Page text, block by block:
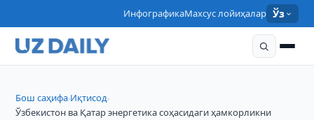
ИнфографикаМахсус лойиҳалар Ўз
Бош саҳифа›Иқтисод›
Ўзбекистон ва Қатар энергетика соҳасидаги ҳамкорликни